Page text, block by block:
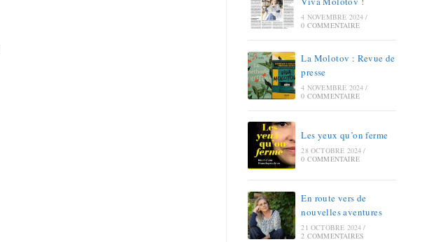
4 NOVEMBRE 2024 /
0 COMMENTAIRE
La Molotov : Revue de
presse
4 NOVEMBRE 2024 /
0 COMMENTAIRE
Les yeux qu’on ferme
28 OCTOBRE 2024 /
0 COMMENTAIRE
En route vers de
nouvelles aventures
21 OCTOBRE 2024 /
2 COMMENTAIRES